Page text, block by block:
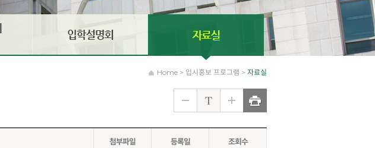
Home > 입시홍보 프로그램 > 자료실
첨부파일 등록일 조회수